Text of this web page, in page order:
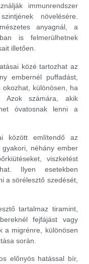
immunrendszer
növelésére.
anyagnál, a
is felmerülhetnek
illetően.
közé tartozhat az
embernél puffadást,
különösen, ha
Azok számára, akik
óvatosnak lenni a
között említendő az
néhány ember
viszketést
Ilyen esetekben
a sörélesztő szedését,
tartalmaz tiramint,
fejfájást vagy
a migrénre, különösen
során.
előnyös hatással bír,